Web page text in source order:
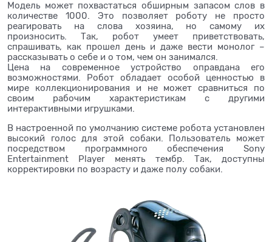
Модель может похвастаться обширным запасом слов в
количестве 1000. Это позволяет роботу не просто
реагировать на слова хозяина, но самому их
произносить. Так, робот умеет приветствовать,
спрашивать, как прошел день и даже вести монолог –
рассказывать о себе и о том, чем он занимался.
Цена на современное устройство оправдана его
возможностями. Робот обладает особой ценностью в
мире коллекционирования и не может сравниться по
своим рабочим характеристикам с другими
интерактивными игрушками.
В настроенной по умолчанию системе робота установлен
высокий голос для этой собаки. Пользователь может
посредством программного обеспечения Sony
Entertainment Player менять тембр. Так, доступны
корректировки по возрасту и даже полу собаки.